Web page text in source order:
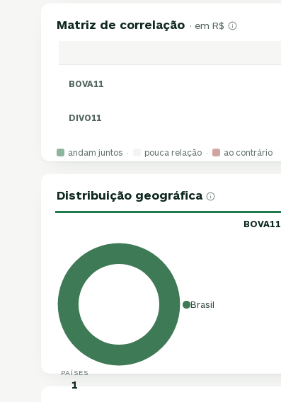
Matriz de correlação · em R$
BOVA11
DIVO11
andam juntos · pouca relação · ao contrário
Distribuição geográfica
BOVA11
PAÍSES
1
Brasil